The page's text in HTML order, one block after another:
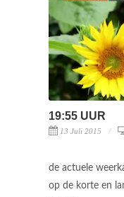
19:55 UUR
13 Juli 2015
de actuele
op de korte en